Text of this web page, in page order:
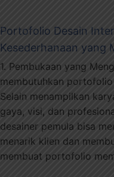
Portofolio Desain
Kesederhanaan yang
1. Pembukaan yang
membutuhkan
Selain menampilkan
gaya, visi, dan
desainer pemula bisa
menarik klien dan
membuat portofolio